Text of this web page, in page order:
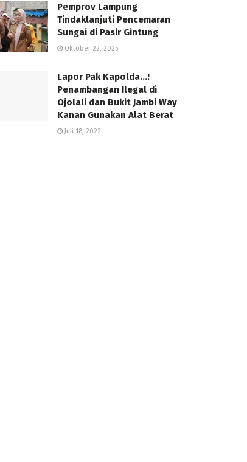
Pemprov Lampung
Tindaklanjuti Pencemaran
Sungai di Pasir Gintung
Oktober 22, 2025
Lapor Pak Kapolda…!
Penambangan Ilegal di
Ojolali dan Bukit Jambi Way
Kanan Gunakan Alat Berat
Juli 18, 2022